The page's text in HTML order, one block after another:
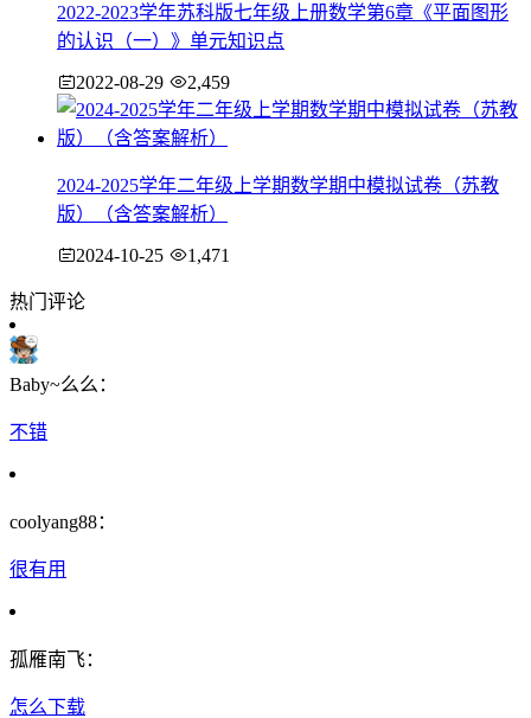
2022-2023学年苏科版七年级上册数学第6章《平面图形
的认识（一）》单元知识点
2022-08-29 2,459
2024-2025学年二年级上学期数学期中模拟试卷（苏教
版）（含答案解析）
2024-10-25 1,471
热门评论
Baby~么么：
不错
coolyang88：
很有用
孤雁南飞：
怎么下载